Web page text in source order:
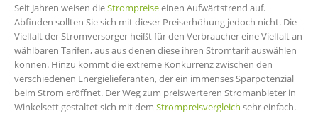
Seit Jahren weisen dieStrompreiseeinen Aufwärtstrend auf.
Abfinden sollten Sie sich mit dieser Preiserhöhung jedoch nicht. Die
Vielfalt der Stromversorger heißt für den Verbraucher eine Vielfalt an
wählbaren Tarifen, aus aus denen diese ihren Stromtarif auswählen
können. Hinzu kommt die extreme Konkurrenz zwischen den
verschiedenen Energielieferanten, der ein immenses Sparpotenzial
beim Strom eröffnet. Der Weg zum preiswerteren Stromanbieter in
Winkelsett gestaltet sich mit dem Strompreisvergleich sehr einfach.